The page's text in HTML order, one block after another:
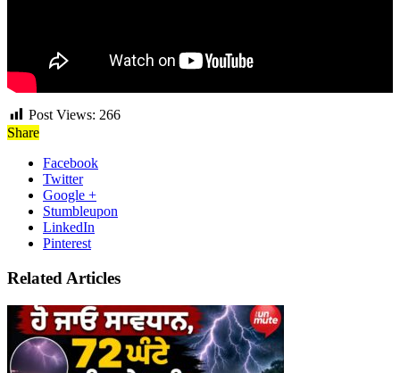
Post Views: 266
Share
Facebook
Twitter
Google +
Stumbleupon
LinkedIn
Pinterest
Related Articles